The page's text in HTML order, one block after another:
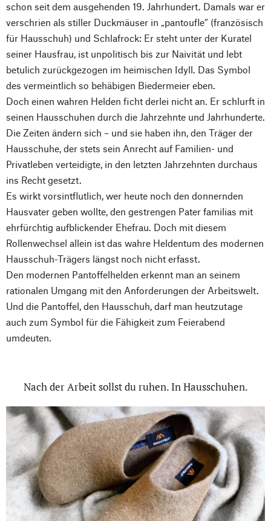
schon seit dem ausgehenden 19. Jahrhundert. Damals war er
verschrien als stiller Duckmäuser in „pantoufle“ (französisch
für Hausschuh) und Schlafrock: Er steht unter der Kuratel
seiner Hausfrau, ist unpolitisch bis zur Naivität und lebt
betulich zurückgezogen im heimischen Idyll. Das Symbol
des vermeintlich so behäbigen Biedermeier eben.
Doch einen wahren Helden ficht derlei nicht an. Er schlurft in
seinen Hausschuhen durch die Jahrzehnte und Jahrhunderte.
Die Zeiten ändern sich – und sie haben ihn, den Träger der
Hausschuhe, der stets sein Anrecht auf Familien- und
Privatleben verteidigte, in den letzten Jahrzehnten durchaus
ins Recht gesetzt.
Es wirkt vorsintflutlich, wer heute noch den donnernden
Hausvater geben wollte, den gestrengen Pater familias mit
ehrfürchtig aufblickender Ehefrau. Doch mit diesem
Rollenwechsel allein ist das wahre Heldentum des modernen
Hausschuh-Trägers längst noch nicht erfasst.
Den modernen Pantoffelhelden erkennt man an seinem
rationalen Umgang mit den Anforderungen der Arbeitswelt.
Und die Pantoffel, den Hausschuh, darf man heutzutage
auch zum Symbol für die Fähigkeit zum Feierabend
umdeuten.
Nach der Arbeit sollst du ruhen. In Hausschuhen.